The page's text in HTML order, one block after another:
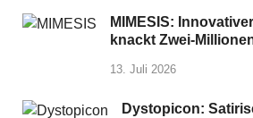
MIMESIS:
knackt Zwei-
13. Juli 2026
Dystopicon: